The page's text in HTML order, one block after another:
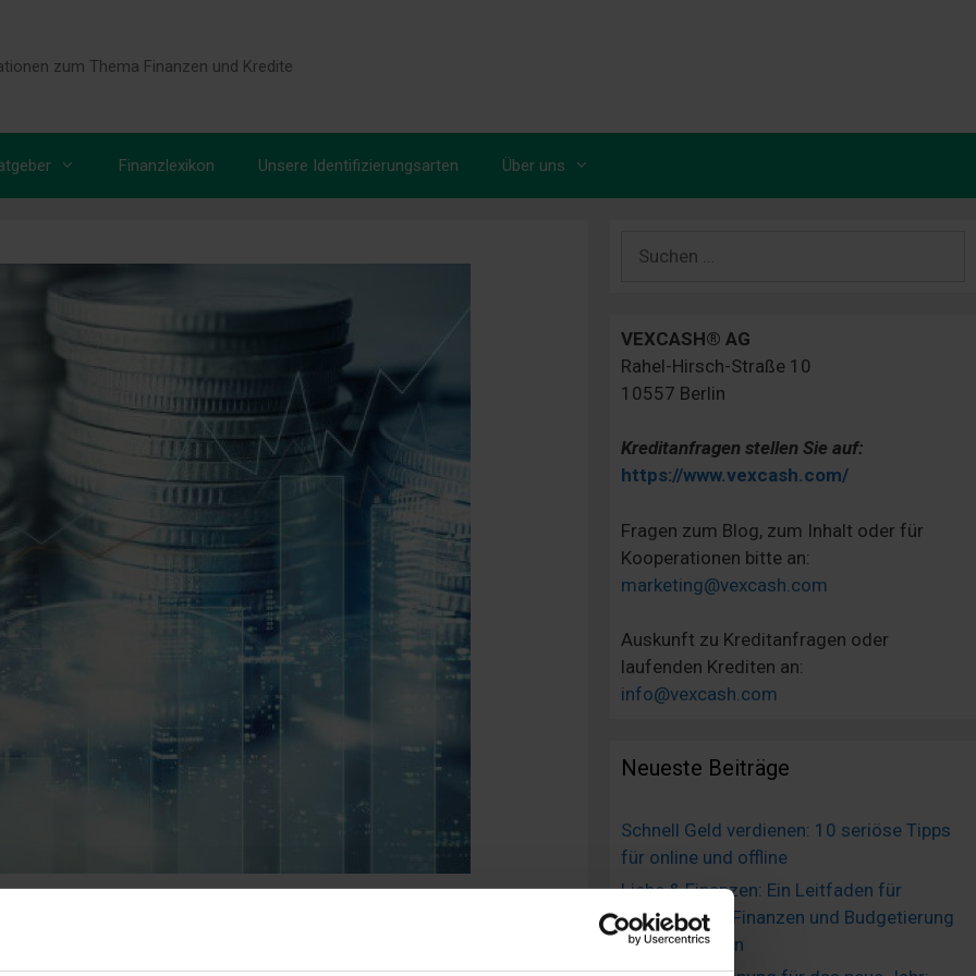
zum Thema Finanzen und Kredite
Finanzlexikon Unsere Identifizierungsarten Über uns
und Verzögerung
nach:
VEXCASH® AG
Rahel-Hirsch-Straße 10
10557 Berlin
Kreditanfragen stellen Sie auf:
https://www.vexcash.com/
Fragen zum Blog, zum Inhalt oder für
Kooperationen bitte an:
marketing@vexcash.com
Auskunft zu Kreditanfragen oder
laufenden Krediten an:
info@vexcash.com
Neueste Beiträge
Schnell Geld verdienen: 10 seriöse Tipps
für online und offline
Liebe & Finanzen: Ein Leitfaden für
gemeinsame Finanzen und Budgetierung
in Beziehungen